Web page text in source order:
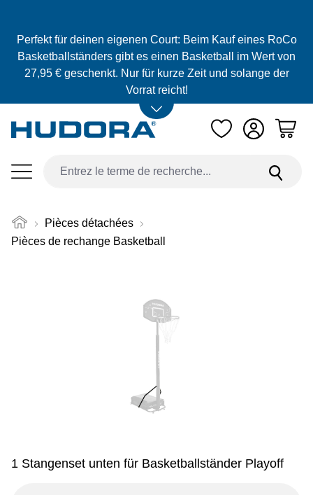
Perfekt für deinen eigenen Court: Beim Kauf eines RoCo
Basketballständers gibt es einen Basketball im Wert von
27,95 € geschenkt. Nur für kurze Zeit und solange der
Vorrat reicht!
Pièces détachées
Pièces de rechange Basketball
1 Stangenset unten für Basketballständer Playoff